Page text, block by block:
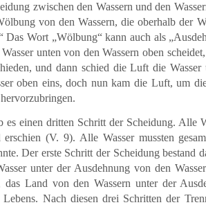
zwischen den Wassern und den
von den Wassern, die oberhalb der
Wort „Wölbung“ kann auch als
unten von den Wassern oben
und dann schied die Luft die
oben eins, doch nun kam die Luft, um
es einen dritten Schritt der Scheidung. Alle
(V. 9). Alle Wasser mussten
Der erste Schritt der Scheidung bestand
unter der Ausdehnung von den
das Land von den Wassern unter der
Nach diesen drei Schritten der